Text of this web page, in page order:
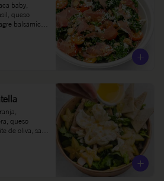
baby,
queso
balsámico,
queso
de oliva, sal y